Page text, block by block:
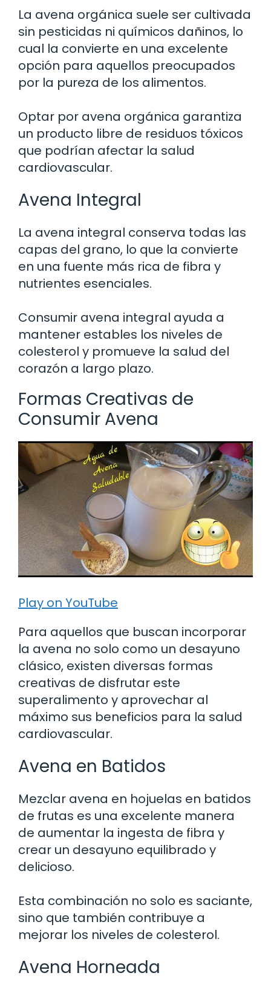
La avena orgánica suele ser cultivada
sin pesticidas ni químicos dañinos, lo
cual la convierte en una excelente
opción para aquellos preocupados
por la pureza de los alimentos.
Optar por avena orgánica garantiza
un producto libre de residuos tóxicos
que podrían afectar la salud
cardiovascular.
Avena Integral
La avena integral conserva todas las
capas del grano, lo que la convierte
en una fuente más rica de fibra y
nutrientes esenciales.
Consumir avena integral ayuda a
mantener estables los niveles de
colesterol y promueve la salud del
corazón a largo plazo.
Formas Creativas de
Consumir Avena
Play on YouTube
Para aquellos que buscan incorporar
la avena no solo como un desayuno
clásico, existen diversas formas
creativas de disfrutar este
superalimento y aprovechar al
máximo sus beneficios para la salud
cardiovascular.
Avena en Batidos
Mezclar avena en hojuelas en batidos
de frutas es una excelente manera
de aumentar la ingesta de fibra y
crear un desayuno equilibrado y
delicioso.
Esta combinación no solo es saciante,
sino que también contribuye a
mejorar los niveles de colesterol.
Avena Horneada